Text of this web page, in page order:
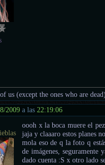
us (except the ones who are
2009 a las22:19:06
oooh x la boca muere el
jaja y claaaro estos planes
mola eso de q la foto q
de imágenes, seguramente
dado cuenta :S x otro lado